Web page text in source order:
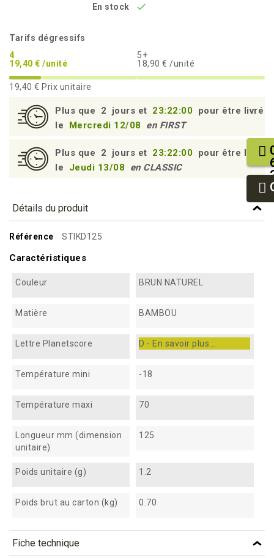
En stock 
Tarifs dégressifs
4
19,40 € /unité
5+
18,90 € /unité
19,40 € Prix unitaire
Plus que 2 jours et 23:21:59 pour être livré
le
Mercredi 12/08 en FIRST
Plus que 2 jours et 23:21:59 pour être livré
le
Jeudi 13/08 en CLASSIC
Détails du produit
Référence STIKD125
Caractéristiques
Couleur BRUN NATUREL
Matière BAMBOU
Lettre Planetscore D - En savoir plus...
Température mini -18
Température maxi 70
Longueur mm (dimension
unitaire)
125
Poids unitaire (g) 1.2
Poids brut au carton (kg) 0.70
Fiche technique